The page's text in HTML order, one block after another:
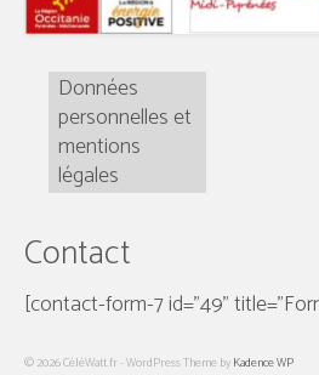
Données
personnelles et
mentions
légales
Contact
[contact-form-7 id="49"
© 2026 CéléWatt.fr - WordPress Theme byKadence WP